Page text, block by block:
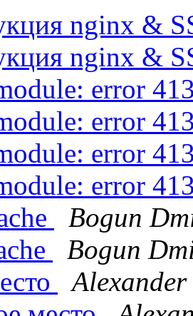
nginx &
nginx &
error
error
error
error
Bogun
Bogun